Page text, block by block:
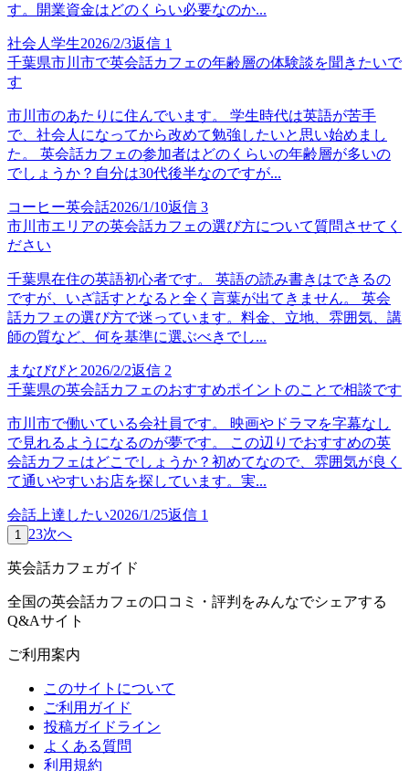
す。開業資金はどのくらい必要なのか...
社会人学生2026/2/3返信 1
千葉県市川市で英会話カフェの年齢層の体験談を聞きたいで
す
市川市のあたりに住んでいます。 学生時代は英語が苦手
で、社会人になってから改めて勉強したいと思い始めまし
た。 英会話カフェの参加者はどのくらいの年齢層が多いの
でしょうか？自分は30代後半なのですが...
コーヒー英会話2026/1/10返信 3
市川市エリアの英会話カフェの選び方について質問させてく
ださい
千葉県在住の英語初心者です。 英語の読み書きはできるの
ですが、いざ話すとなると全く言葉が出てきません。 英会
話カフェの選び方で迷っています。料金、立地、雰囲気、講
師の質など、何を基準に選ぶべきでし...
まなびびと 2026/2/2返信 2
千葉県の英会話カフェのおすすめポイントのことで相談です
市川市で働いている会社員です。 映画やドラマを字幕なし
で見れるようになるのが夢です。 この辺りでおすすめの英
会話カフェはどこでしょうか？初めてなので、雰囲気が良く
て通いやすいお店を探しています。実...
会話上達したい2026/1/25返信 1
1 23次へ
英会話カフェガイド
全国の英会話カフェの口コミ・評判をみんなでシェアする
Q&Aサイト
ご利用案内
このサイトについて
ご利用ガイド
投稿ガイドライン
よくある質問
利用規約